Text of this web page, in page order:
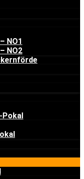
NO1
NO2
Pokal